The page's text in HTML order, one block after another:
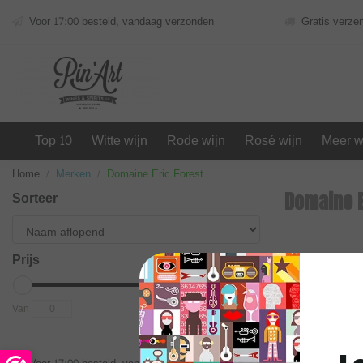
Voor 17:00 besteld, vandaag verzonden Gratis
Top 10 Witte wijn Rode wijn Rosé wijn Meer
Home Merken Domaine Eric Forest
Sorteer
Prijs
Van To
Domaine
Geen